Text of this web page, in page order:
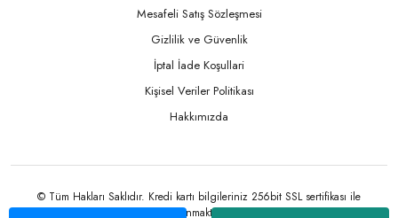
Mesafeli Satış Sözleşmesi
Gizlilik ve Güvenlik
İptal İade Koşullari
Kişisel Veriler Politikası
Hakkımızda
© Tüm Hakları Saklıdır. Kredi kartı bilgileriniz 256bit SSL sertifikası ile
korunmaktadır.